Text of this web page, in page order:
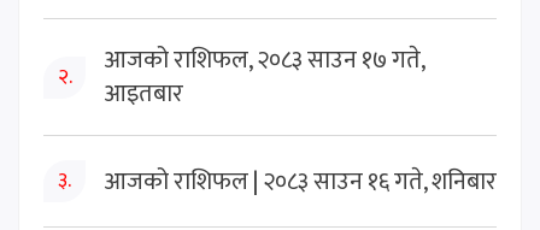
२.
आजको राशिफल, २०८३ साउन १७ गते,
आइतबार
३. आजको राशिफल | २०८३ साउन १६ गते, शनिबार